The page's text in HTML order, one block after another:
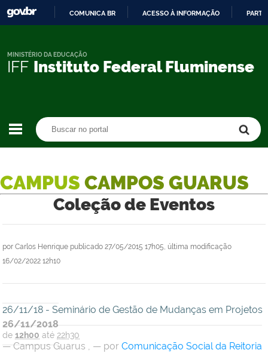
CONTEÚDO
COMUNICA BR ACESSO À INFORMAÇÃO
IFF Instituto Federal Fluminense
MINISTÉRIO DA EDUCAÇÃO
CAMPUS CAMPOS GUARUS
Coleção de Eventos
por Carlos Henrique publicado 27/05/2015 17h05, última modificação
16/02/2022 12h10
26/11/18 - Seminário de Gestão de Mudanças em Projetos
26/11/2018
de 12h00 até 22h30
—Campus Guarus , — por Comunicação Social da Reitoria